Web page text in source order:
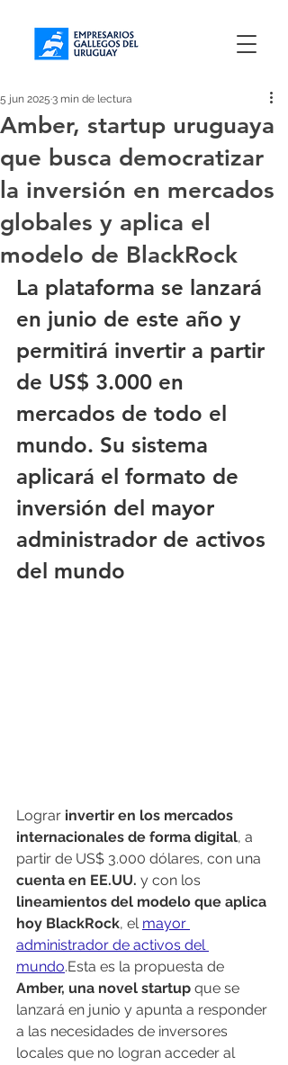
Amber, startup uruguaya
que busca democratizar
la inversión en mercados
globales y aplica el
modelo de BlackRock
5 jun 2025 3 min de lectura
La plataforma se lanzará
en junio de este año y
permitirá invertir a partir
de US$ 3.000 en
mercados de todo el
mundo. Su sistema
aplicará el formato de
inversión del mayor
administrador de activos
del mundo
Lograr invertir en los mercados
internacionales de forma digital, a
partir de US$ 3.000 dólares, con una
cuenta en EE.UU. y con los
lineamientos del modelo que aplica
hoy BlackRock, el mayor
administrador de activos del
mundo.Esta es la propuesta de
Amber, una novel startup que se
lanzará en junio y apunta a responder
a las necesidades de inversores
locales que no logran acceder al